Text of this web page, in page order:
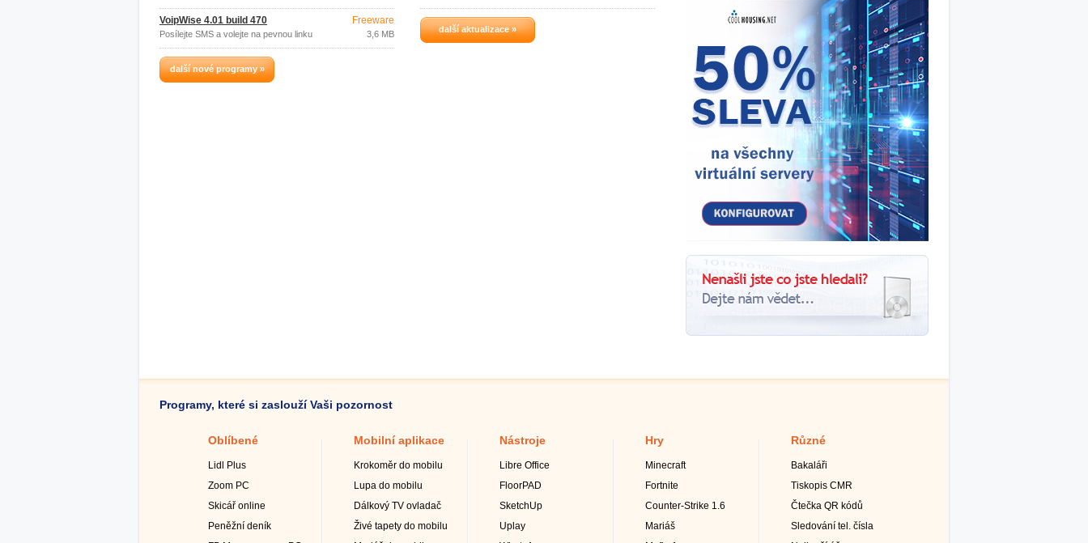
VoipWise 4.01 build 470
Posílejte SMS a volejte na pevnou linku
Freeware
3,6 MB
další nové programy »
další aktualizace »
Programy, které si zaslouží Vaši pozornost
Oblíbené
Lidl Plus
Zoom PC
Skicář online
Peněžní deník
Mobilní aplikace
Krokoměr do mobilu
Lupa do mobilu
Dálkový TV ovladač
Živé tapety do mobilu
Nástroje
Libre Office
FloorPAD
SketchUp
Uplay
Hry
Minecraft
Fortnite
Counter-Strike 1.6
Mariáš
Různé
Bakaláři
Tiskopis CMR
Čtečka QR kódů
Sledování tel. čísla